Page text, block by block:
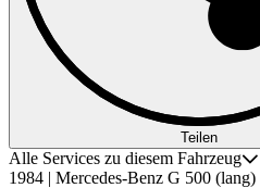
Teilen
Alle Services zu diesem Fahrzeug
1984 | Mercedes-Benz G 500 (lang)